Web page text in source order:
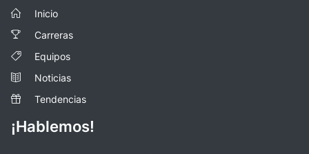
Inicio
Carreras
Equipos
Noticias
Tendencias
¡Hablemos!